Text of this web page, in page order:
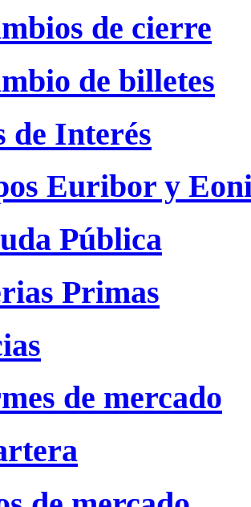
de cierre
de billetes
de Interés
Euribor y
Pública
Primas
de mercado